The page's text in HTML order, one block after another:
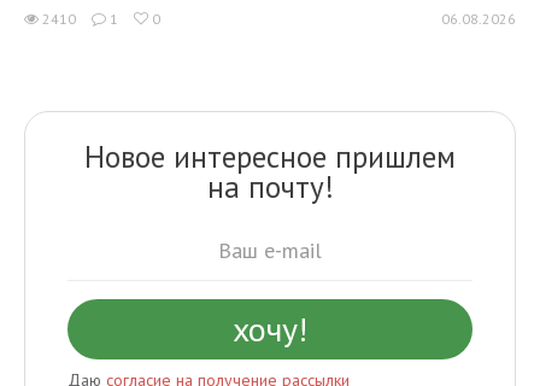
2410 1 0 06.08.2026
Новое интересное пришлем
на почту!
Даю согласие на получение рассылки